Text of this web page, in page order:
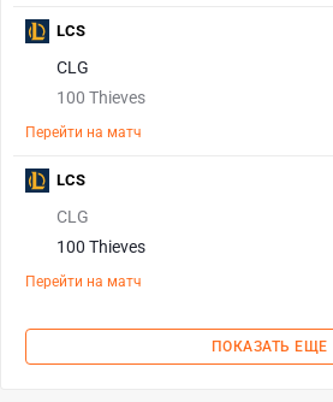
CLG
100 Thieves
Перейти на матч
LCS
CLG
100 Thieves
Перейти на матч
LCS
ПОКАЗАТЬ ЕЩЕ